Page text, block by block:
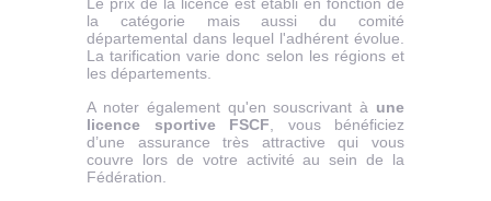
Le prix de la licence est établi en fonction de
la catégorie mais aussi du comité
départemental dans lequel l'adhérent évolue.
La tarification varie donc selon les régions et
les départements.
A noter également qu'en souscrivant à une
licence sportive FSCF, vous bénéficiez
d’une assurance très attractive qui vous
couvre lors de votre activité au sein de la
Fédération.